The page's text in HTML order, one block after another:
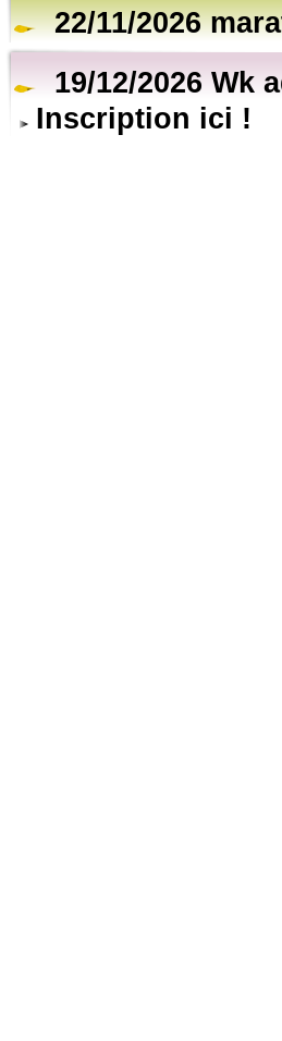
22/11/2026
19/12/2026 Wk
Inscription ici !